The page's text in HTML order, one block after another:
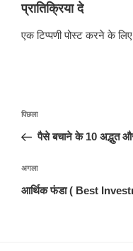
प्रातिक्रिया दे
एक टिप्पणी पोस्ट करने के
पोस्ट
नेविगेशन
पिछला
पोस्ट:
पिछला
पैसे बचाने के 10 अद्भुत
अगली
पोस्ट
अगला
आर्थिक फंडा ( Best